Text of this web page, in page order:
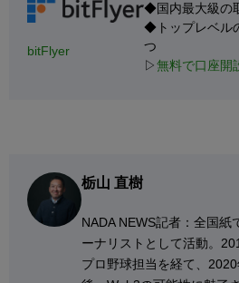
bitFlyer
◆国内最大級の
◆トップレベル
つ
▷無料で口座開
栃山 直樹
NADA NEWS記者：全国紙
ーナリストとして活動。
プロ野球担当を経て、